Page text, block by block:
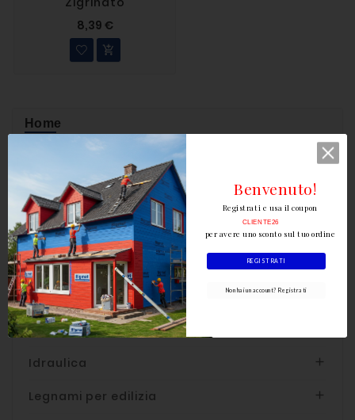
8,39 €

Home
Arredo Bagno & Finiture 
Area Esterna e Outdoor 
Centro Colore e Colorificio 
Edilizia
Elettroutensili
Ferramenta
Idraulica 
Legnami per edilizia 
REGISTRATI
Non hai un account? Registrati
Registrati e usa il coupon
per avere uno sconto sul tuo ordine
CLIENTE26
Benvenuto!